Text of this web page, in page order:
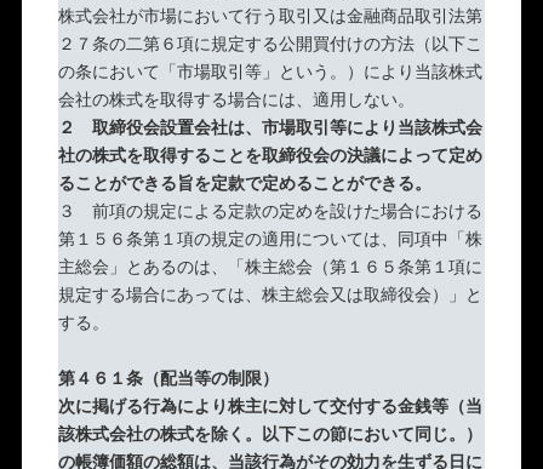
株式会社が市場において行う取引又は金融商品取引法第
２７条の二第６項に規定する公開買付けの方法（以下こ
の条において「市場取引等」という。）により当該株式
会社の株式を取得する場合には、適用しない。
２ 取締役会設置会社は、市場取引等により当該株式会
社の株式を取得することを取締役会の決議によって定め
ることができる旨を定款で定めることができる。
３ 前項の規定による定款の定めを設けた場合における
第１５６条第１項の規定の適用については、同項中「株
主総会」とあるのは、「株主総会（第１６５条第１項に
規定する場合にあっては、株主総会又は取締役会）」と
する。
第４６１条（配当等の制限）
次に掲げる行為により株主に対して交付する金銭等（当
該株式会社の株式を除く。以下この節において同じ。）
の帳簿価額の総額は、当該行為がその効力を生ずる日に